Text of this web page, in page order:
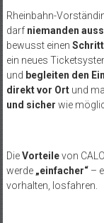
Rheinbahn-
darf niemanden
bewusst einen
ein neues
und begleiten den
direkt vor Ortund
und sicher wie
DieVorteilevon
werde „einfacher“–
vorhalten, losfahren.